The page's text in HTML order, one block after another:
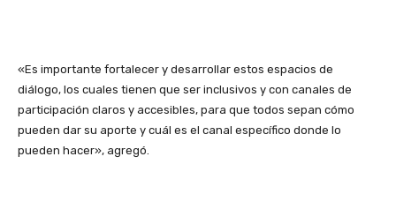
«Es importante fortalecer y desarrollar estos espacios de
diálogo, los cuales tienen que ser inclusivos y con canales de
participación claros y accesibles, para que todos sepan cómo
pueden dar su aporte y cuál es el canal específico donde lo
pueden hacer», agregó.